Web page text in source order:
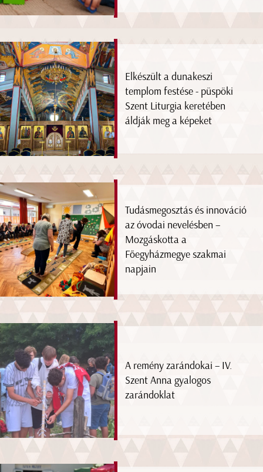
Elkészült a dunakeszi
templom festése - püspöki
Szent Liturgia keretében
áldják meg a képeket
Tudásmegosztás és innováció
az óvodai nevelésben –
Mozgáskotta a
Főegyházmegye szakmai
napjain
A remény zarándokai – IV.
Szent Anna gyalogos
zarándoklat